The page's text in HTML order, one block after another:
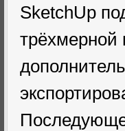
SketchUp
трёхмерной